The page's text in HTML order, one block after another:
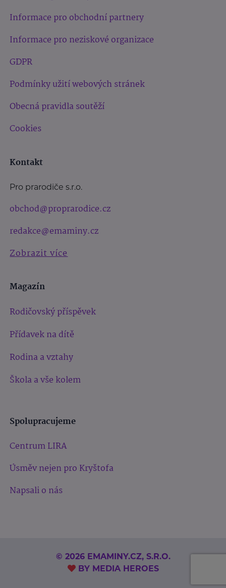
Informace pro obchodní partnery
Informace pro neziskové organizace
GDPR
Podmínky užití webových stránek
Obecná pravidla soutěží
Cookies
Kontakt
Pro prarodiče s.r.o.
obchod@proprarodice.cz
redakce@emaminy.cz
Zobrazit více
Magazín
Rodičovský příspěvek
Přídavek na dítě
Rodina a vztahy
Škola a vše kolem
Spolupracujeme
Centrum LIRA
Úsměv nejen pro Kryštofa
Napsali o nás
© 2026 EMAMINY.CZ, S.R.O.
BY MEDIA HEROES